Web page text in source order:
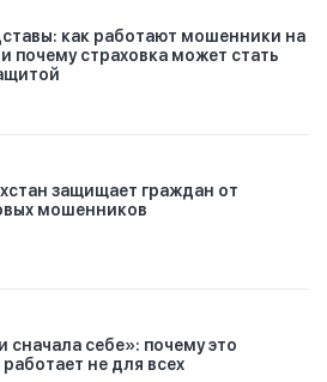
как работают мошенники на
почему страховка может стать
защищает граждан от
мошенников
сначала себе»: почему это
не для всех